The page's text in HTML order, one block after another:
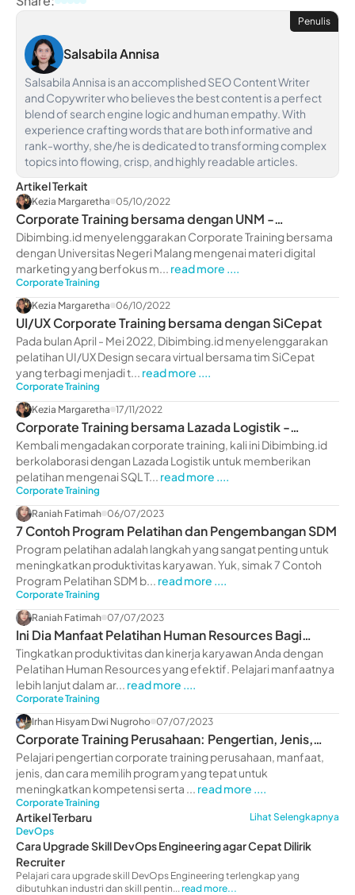
Penulis
Salsabila Annisa
Salsabila Annisa is an accomplished SEO Content Writer
and Copywriter who believes the best content is a perfect
blend of search engine logic and human empathy. With
experience crafting words that are both informative and
rank-worthy, she/he is dedicated to transforming complex
topics into flowing, crisp, and highly readable articles.
Artikel Terkait
Kezia Margaretha 05/10/2022
Corporate Training bersama dengan UNM -
dibimbing.id
Dibimbing.id menyelenggarakan Corporate Training bersama
dengan Universitas Negeri Malang mengenai materi digital
marketing yang berfokus m...
read more ....
Corporate Training
Kezia Margaretha 06/10/2022
UI/UX Corporate Training bersama dengan SiCepat
Pada bulan April - Mei 2022, Dibimbing.id menyelenggarakan
pelatihan UI/UX Design secara virtual bersama tim SiCepat
yang terbagi menjadi t...
read more ....
Corporate Training
Kezia Margaretha 17/11/2022
Corporate Training bersama Lazada Logistik -
dibimbing.id
Kembali mengadakan corporate training, kali ini Dibimbing.id
berkolaborasi dengan Lazada Logistik untuk memberikan
pelatihan mengenai SQL T...
read more ....
Corporate Training
Raniah Fatimah 06/07/2023
7 Contoh Program Pelatihan dan Pengembangan SDM
Program pelatihan adalah langkah yang sangat penting untuk
meningkatkan produktivitas karyawan. Yuk, simak 7 Contoh
Program Pelatihan SDM b...
read more ....
Corporate Training
Raniah Fatimah 07/07/2023
Ini Dia Manfaat Pelatihan Human Resources Bagi
Perusahaan
Tingkatkan produktivitas dan kinerja karyawan Anda dengan
Pelatihan Human Resources yang efektif. Pelajari manfaatnya
lebih lanjut dalam ar...
read more ....
Corporate Training
Irhan Hisyam Dwi Nugroho 07/07/2023
Corporate Training Perusahaan: Pengertian, Jenis,
Manfaat
Pelajari pengertian corporate training perusahaan, manfaat,
jenis, dan cara memilih program yang tepat untuk
meningkatkan kompetensi serta ...
read more ....
Corporate Training
Artikel Terbaru
Lihat Selengkapnya
DevOps
Cara Upgrade Skill DevOps Engineering agar Cepat Dilirik
Recruiter
Pelajari cara upgrade skill DevOps Engineering terlengkap yang
dibutuhkan industri dan skill pentin... read more...